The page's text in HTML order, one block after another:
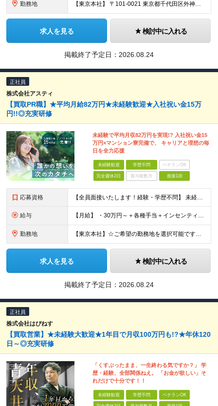
勤務地 【東京本社】 〒101-0021 東京都千代田区外神田5-2-3 ┗最寄駅：御徒町駅／秋葉原駅 ┗受動喫煙対策：屋内禁煙 ■その他：神奈川県、埼玉県、千葉県や全国への出張もあり ※転居を伴う転勤は
求人を見る 検討中に入れる
掲載終了予定日： 2026.08.24
正社員
株式会社アスティ
【買取PR職】★平均月給82万円★未経験歓迎★入社祝い金15万
円!!◎充実研修
未経験で平均月収82万円を実現!? 入社祝い金15
万円×マンション寮完備で、 キャリアと理想の毎
日を全力応援
未経験歓迎 学歴不問 ベテランOK
完全週休2日 賞与複数月 面接1回
応募資格 【全員面接いたします！経験・学歴不問】 未経験から稼ぎたい人＜第二新卒・社会人デビュー歓迎＞ ☆職種・業種未経験歓迎！未経験から稼げる環境です。 ◇人柄・意欲重視の選考！◇ 面接はお互いのことを知
給与 【月給】 ・30万円～＋各種手当＋インセンティブ ・試用期間(6ヶ月) ※固定残業代は、時間外労働の有無に関わらず月34時間分を月5.6万円支給 ※上記を超える時間外労働分は追加で支給 ※試用期間中の
勤務地 【東京本社】☆ご希望の勤務地を選択可能です！U・Iターン歓迎 〒171-0021 東京都豊島区西池袋２丁目３９－８ ■新宿営業所 「新宿御苑前駅」より徒歩5分、「新宿三丁目駅」より徒歩8分 東京都新
求人を見る 検討中に入れる
掲載終了予定日： 2026.08.24
正社員
株式会社はぴねす
【買取営業】★未経験大歓迎★1年目で月収100万円も!?★年休120
日～◎充実研修
「くすぶったまま、一生終わる気ですか？」 学
歴・経験、全部関係ねえ。 「お金が欲しい」そ
れだけで十分です！！
未経験歓迎 学歴不問 ベテランOK